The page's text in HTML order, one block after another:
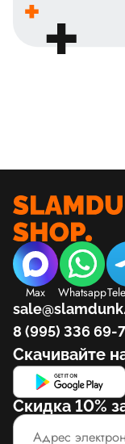
Max Whatsapp
8 (995) 336 69-
Скачивайте
Скидка 10%